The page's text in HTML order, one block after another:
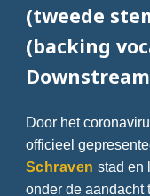
(tweede
(backing
Door het
officieel
Schraven stad en
onder de aandacht